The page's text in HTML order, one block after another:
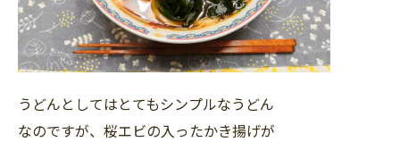
うどんとしてはとてもシンプルなうどん
なのですが、桜エビの入ったかき揚げが